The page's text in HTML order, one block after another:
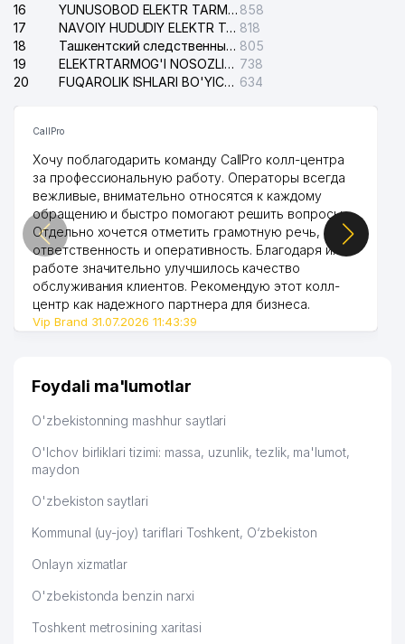
16
YUNUSOBOD ELEKTR TARMOG'I NOSOZLIKLARI XIZMATI 858
17
NAVOIY HUDUDIY ELEKTR TARMOQLARI KORXONASI AJ 818
18
Ташкентский следственный изолятор 805
19
ELEKTRTARMOG'I NOSOZLIKLARINI TO'ZATISH SERGELI XIZMATI 738
20
FUQAROLIK ISHLARI BO'YICHA UCH-TEPA TUMANI SUDI 634
CallPro
Хочу поблагодарить команду CallPro колл-центра
за профессиональную работу. Операторы всегда
вежливые, внимательно относятся к каждому
обращению и быстро помогают решить вопросы.
Отдельно хочется отметить грамотную речь,
ответственность и оперативность. Благодаря их
работе значительно улучшилось качество
обслуживания клиентов. Рекомендую этот колл-
центр как надежного партнера для бизнеса.
Vip Brand 31.07.2026 11:43:39
Foydali ma'lumotlar
O'zbekistonning mashhur saytlari
O'lchov birliklari tizimi: massa, uzunlik, tezlik, ma'lumot,
maydon
O'zbekiston saytlari
Kommunal (uy-joy) tariflari Toshkent, O‘zbekiston
Onlayn xizmatlar
O'zbekistonda benzin narxi
Toshkent metrosining xaritasi